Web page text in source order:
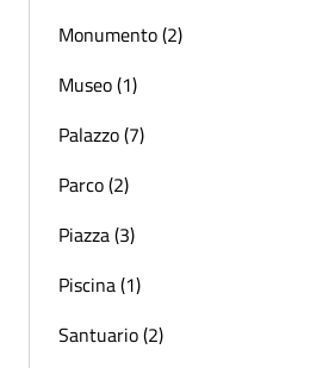
Monumento (2)
Museo (1)
Palazzo (7)
Parco (2)
Piazza (3)
Piscina (1)
Santuario (2)